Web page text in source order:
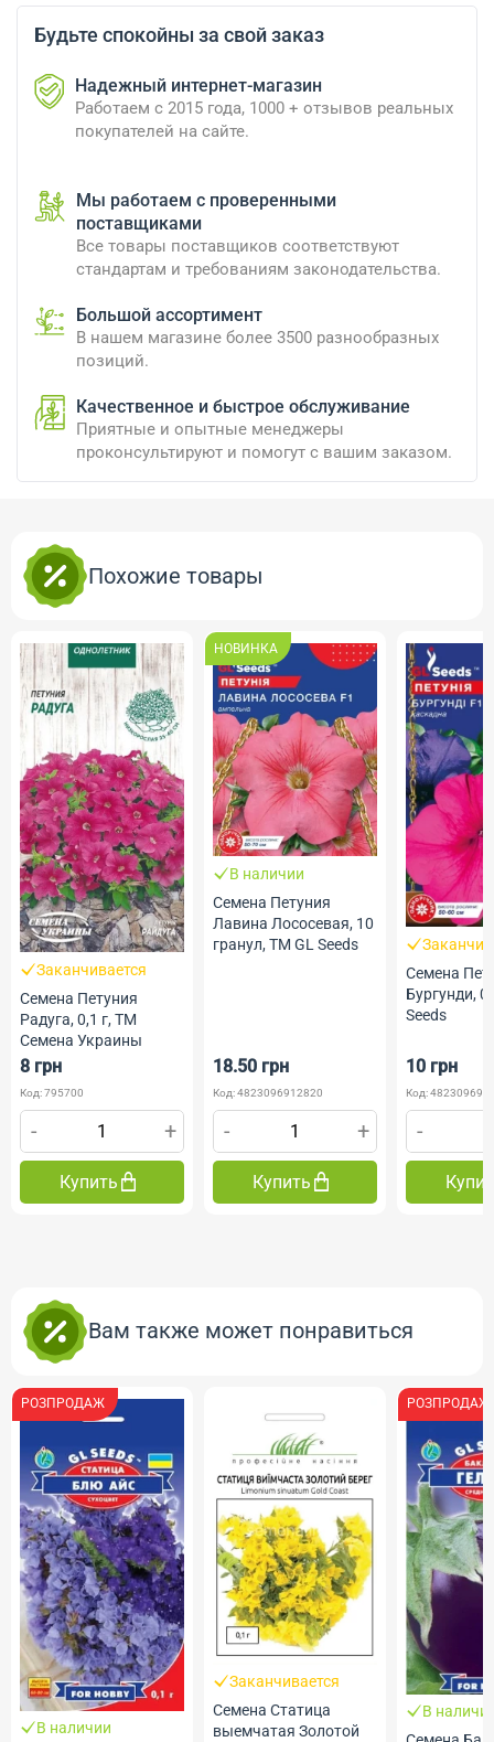
Будьте спокойны за свой заказ
Надежный интернет-магазин
Работаем с 2015 года, 1000 + отзывов реальных
покупателей на сайте.
Мы работаем с проверенными
поставщиками
Все товары поставщиков соответствуют
стандартам и требованиям законодательства.
Большой ассортимент
В нашем магазине более 3500 разнообразных
позиций.
Качественное и быстрое обслуживание
Приятные и опытные менеджеры
проконсультируют и помогут с вашим заказом.
Похожие товары
Заканчивается
Семена Петуния
Радуга, 0,1 г, ТМ
Семена Украины
8 грн
Код: 795700
- +
Купить
НОВИНКА
В наличии
Семена Петуния
Лавина Лососевая, 10
гранул, ТМ GL Seeds
18.50 грн
Код: 4823096912820
- +
Купить
Семена
Бургунди,
Seeds
10 грн
Код:
-
Вам также может понравиться
РОЗПРОДАЖ
В наличии
Заканчивается
Семена Статица
выемчатая Золотой
РОЗПРОДАЖ
В